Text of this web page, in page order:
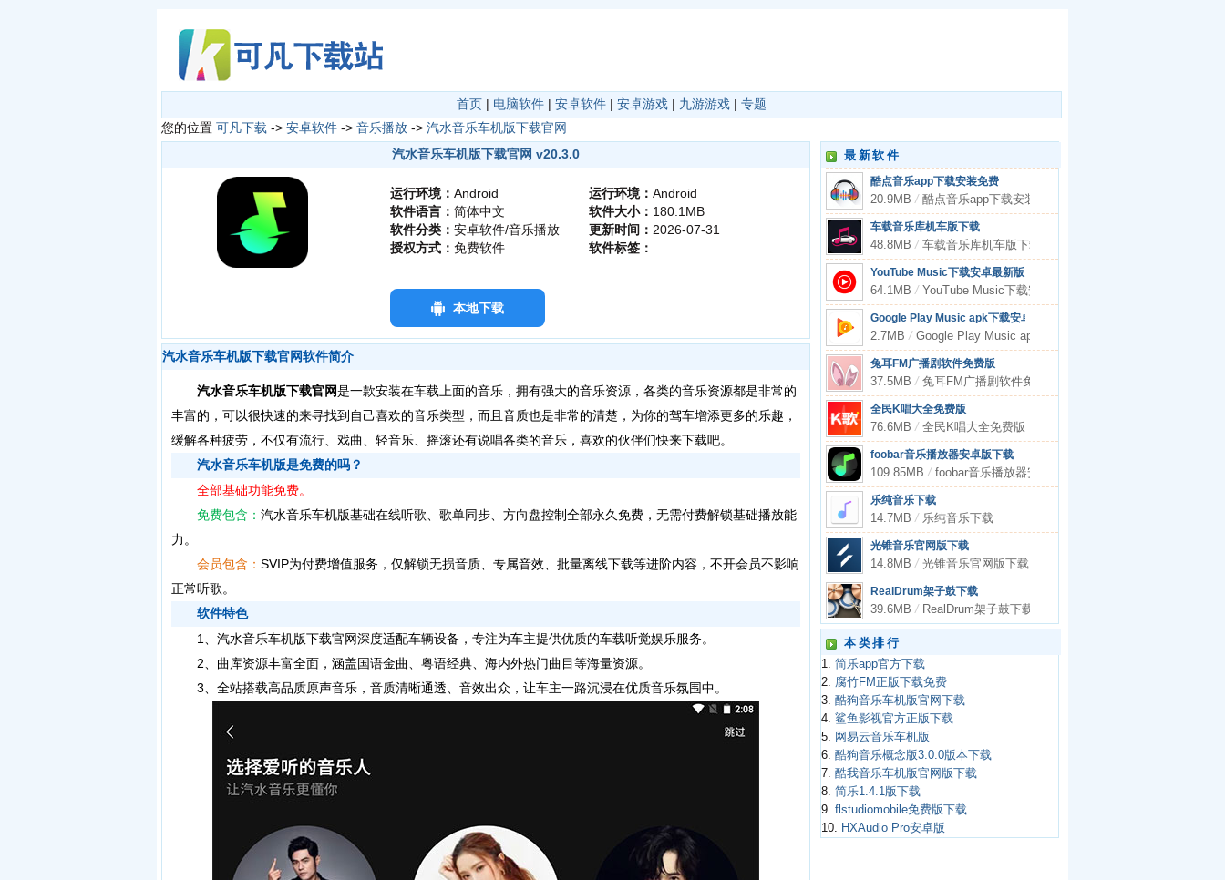
首页 | 电脑软件 | 安卓软件 | 安卓游戏 | 九游游戏 | 专题
您的位置 可凡下载 -> 安卓软件 -> 音乐播放 -> 汽水音乐车机版下载官网
汽水音乐车机版下载官网 v20.3.0
运行环境： Android
软件语言： 简体中文
软件分类： 安卓软件/音乐播放
授权方式： 免费软件
运行环境： Android
软件大小： 180.1MB
更新时间： 2026-07-31
软件标签：
本地下载
汽水音乐车机版下载官网软件简介
汽水音乐车机版下载官网是一款安装在车载上面的音乐，拥有强大的音乐资源，各类的音乐资源都是非常的
丰富的，可以很快速的来寻找到自己喜欢的音乐类型，而且音质也是非常的清楚，为你的驾车增添更多的乐趣，
缓解各种疲劳，不仅有流行、戏曲、轻音乐、摇滚还有说唱各类的音乐，喜欢的伙伴们快来下载吧。
汽水音乐车机版是免费的吗？
全部基础功能免费。
免费包含： 汽水音乐车机版基础在线听歌、歌单同步、方向盘控制全部永久免费，无需付费解锁基础播放能
力。
会员包含： SVIP为付费增值服务，仅解锁无损音质、专属音效、批量离线下载等进阶内容，不开会员不影响
正常听歌。
软件特色
1、汽水音乐车机版下载官网深度适配车辆设备，专注为车主提供优质的车载听觉娱乐服务。
2、曲库资源丰富全面，涵盖国语金曲、粤语经典、海内外热门曲目等海量资源。
3、全站搭载高品质原声音乐，音质清晰通透、音效出众，让车主一路沉浸在优质音乐氛围中。
最新软件
酷点音乐app下载安装免费
20.9MB/ 酷点音乐app下载安装免费
车载音乐库机车版下载
48.8MB/ 车载音乐库机车版下载
YouTube Music下载安卓最新版
64.1MB/ YouTube Music下载安卓最新版
Google Play Music apk下载安卓版
2.7MB/ Google Play Music apk下载安卓版
兔耳FM广播剧软件免费版
37.5MB/ 兔耳FM广播剧软件免费版
全民K唱大全免费版
76.6MB/ 全民K唱大全免费版
foobar音乐播放器安卓版下载
109.85MB/ foobar音乐播放器安卓版下载
乐纯音乐下载
14.7MB/ 乐纯音乐下载
光锥音乐官网版下载
14.8MB/ 光锥音乐官网版下载
RealDrum架子鼓下载
39.6MB/ RealDrum架子鼓下载
本类排行
1. 简乐app官方下载
2. 腐竹FM正版下载免费
3. 酷狗音乐车机版官网下载
4. 鲨鱼影视官方正版下载
5. 网易云音乐车机版
6. 酷狗音乐概念版3.0.0版本下载
7. 酷我音乐车机版官网版下载
8. 简乐1.4.1版下载
9. flstudiomobile免费版下载
10. HXAudio Pro安卓版